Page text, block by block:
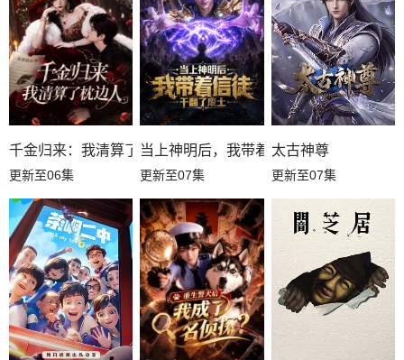
第14集 第13集 第12集
第11集 第10集 第09集
第08集 第07集 第06集
第02集 第01集
千金归来：我清算了枕边人
更新至06集
当上神明后，我带着信徒干翻了废土
更新至07集
太古神尊
更新至07集